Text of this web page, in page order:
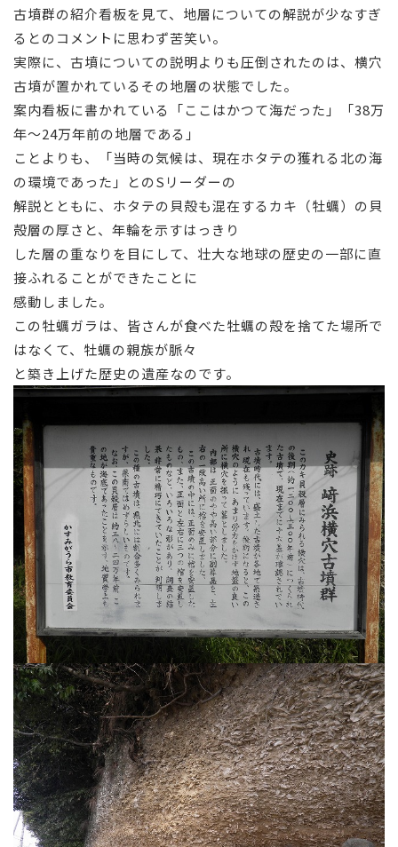
古墳群の紹介看板を見て、地層についての解説が少なすぎ
るとのコメントに思わず苦笑い。
実際に、古墳についての説明よりも圧倒されたのは、横穴
古墳が置かれているその地層の状態でした。
案内看板に書かれている「ここはかつて海だった」「38万
年～24万年前の地層である」
ことよりも、「当時の気候は、現在ホタテの獲れる北の海
の環境であった」とのSリーダーの
解説とともに、ホタテの貝殻も混在するカキ（牡蠣）の貝
殻層の厚さと、年輪を示すはっきり
した層の重なりを目にして、壮大な地球の歴史の一部に直
接ふれることができたことに
感動しました。
この牡蠣ガラは、皆さんが食べた牡蠣の殻を捨てた場所で
はなくて、牡蠣の親族が脈々
と築き上げた歴史の遺産なのです。